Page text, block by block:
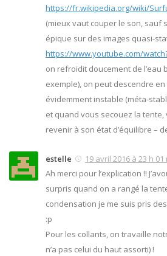
https://fr.wikipedia.org/wiki/
(mieux vaut couper le son, sauf
épique sur des images quasi-
https://www.youtube.com/
on refroidit doucement de l’eau
exemple), on peut descendre en
évidemment instable (méta-
et quand vous secouez la
revenir à son état d’équilibre –
estelle
19 avril 2016 à 23 h 01
Ah merci pour l’explication !!
surpris quand on a rangé la
condensation je me suis pris
:p
Pour les collants, on travaille
n’a pas celui du haut assorti) !